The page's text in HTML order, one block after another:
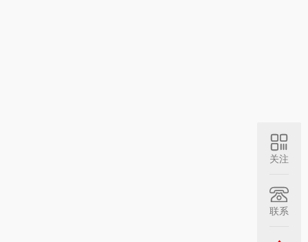
关注
联系